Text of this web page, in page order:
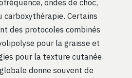
ondes de choc,
carboxythérapie. Certains
des protocoles combinés
pour la graisse et
pour la texture cutanée.
donne souvent de